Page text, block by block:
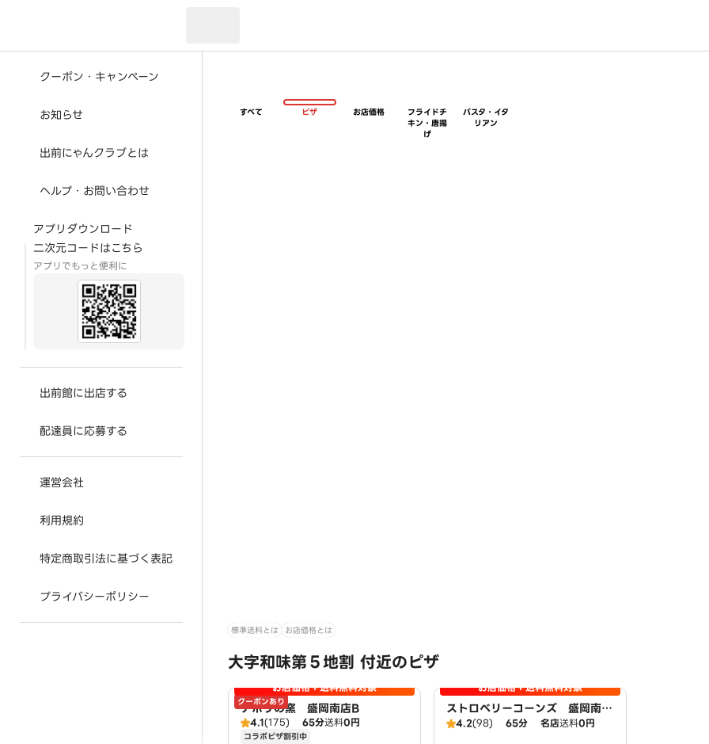
クーポン・キャンペーン
お知らせ
出前にゃんクラブとは
ヘルプ・お問い合わせ
アプリダウンロード
二次元コードはこちら
アプリでもっと便利に
出前館に出店する
配達員に応募する
運営会社
利用規約
特定商取引法に基づく表記
プライバシーポリシー
すべて ピザ お店価格
フライドチ
キン・唐揚
げ
パスタ・イタ
リアン
標準送料とは お店価格とは
大字和味第５地割 付近のピザ
クーポンあり
お店価格＋送料無料対象
ナポリの窯 盛岡南店B
4.1(175) 65分送料0円
コラボピザ割引中
お店価格＋送料無料対象
ストロベリーコーンズ 盛岡南店
B4.2(98) 65分 名店送料0円